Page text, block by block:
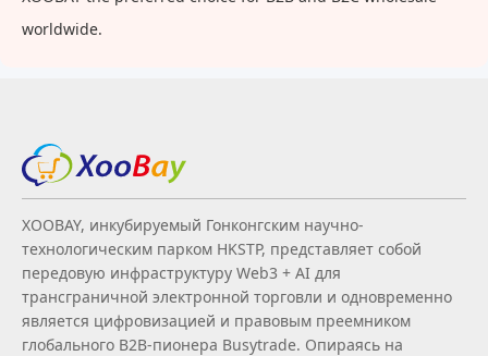
worldwide.
XOOBAY, инкубируемый Гонконгским научно-
технологическим парком HKSTP, представляет собой
передовую инфраструктуру Web3 + AI для
трансграничной электронной торговли и одновременно
является цифровизацией и правовым преемником
глобального B2B‑пионера Busytrade. Опираясь на